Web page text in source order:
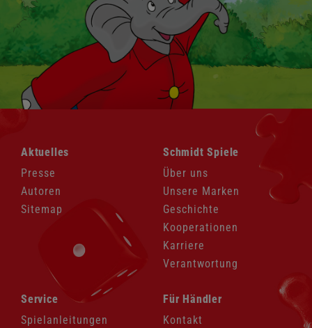
überspringen
Aktuelles
Presse
Autoren
Sitemap
Navigation
überspringen
Schmidt Spiele
Über uns
Unsere Marken
Geschichte
Kooperationen
Karriere
Verantwortung
Navigation
überspringen
Service
Spielanleitungen
Navigation
überspringen
Für Händler
Kontakt